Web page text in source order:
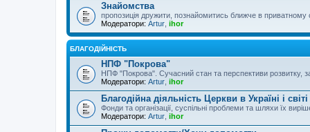
Знайомства
пропозиція дружити, познайомитись ближче в приватному
Модератори: Artur ihor
БЛАГОДІЙНІСТЬ
НПФ "Покрова"
НПФ "Покрова". Сучасний стан та перспективи розвитку,
Модератори: Artur ihor
Благодійна діяльність Церкви в Україні і світі
Фонди та організації, суспільні проблеми та шляхи їх
Модератори: Artur ihor